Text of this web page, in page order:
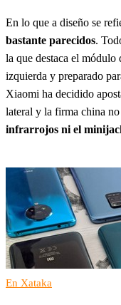
En lo que a diseño se
bastante parecidos.
la que destaca el módulo
izquierda y preparado
Xiaomi ha decidido
lateral y la firma china
infrarrojos ni el
En Xataka